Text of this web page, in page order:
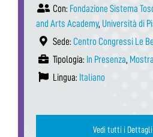
Con: Fondazione Sistema
and Arts Academy, Università di
Sede: Centro Congressi Le
Tipologia: In Presenza, Mostra
Lingua: Italiano
Vedi tutti i